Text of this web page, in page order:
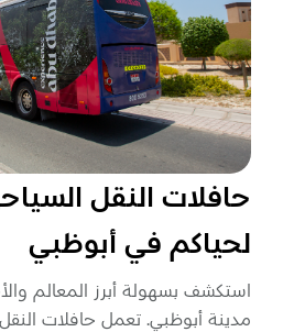
حافلات النقل
لحياكم في أبوظبي
استكشف بسهولة أبرز المعالم
مدينة أبوظبي. تعمل حافلات